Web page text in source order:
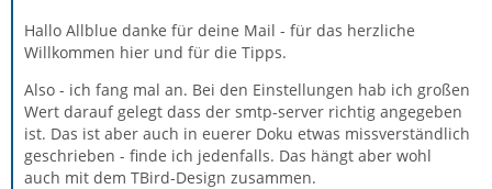
Hallo Allblue danke für deine Mail - für das herzliche
Willkommen hier und für die Tipps.
Also - ich fang mal an. Bei den Einstellungen hab ich großen
Wert darauf gelegt dass der smtp-server richtig angegeben
ist. Das ist aber auch in euerer Doku etwas missverständlich
geschrieben - finde ich jedenfalls. Das hängt aber wohl
auch mit dem TBird-Design zusammen.